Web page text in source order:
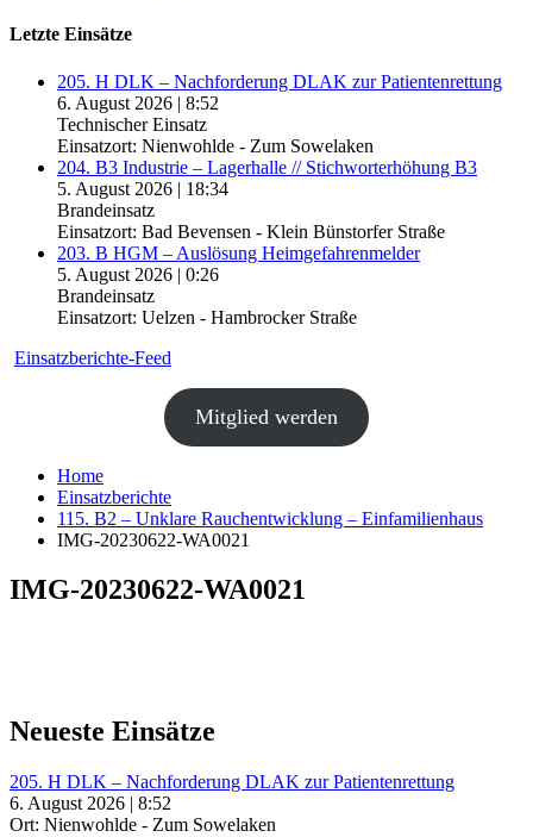
Letzte Einsätze
205. H DLK – Nachforderung DLAK zur Patientenrettung
6. August 2026 | 8:52
Technischer Einsatz
Einsatzort: Nienwohlde - Zum Sowelaken
204. B3 Industrie – Lagerhalle // Stichworterhöhung B3
5. August 2026 | 18:34
Brandeinsatz
Einsatzort: Bad Bevensen - Klein Bünstorfer Straße
203. B HGM – Auslösung Heimgefahrenmelder
5. August 2026 | 0:26
Brandeinsatz
Einsatzort: Uelzen - Hambrocker Straße
Einsatzberichte-Feed
Mitglied werden
Home
Einsatzberichte
115. B2 – Unklare Rauchentwicklung – Einfamilienhaus
IMG-20230622-WA0021
IMG-20230622-WA0021
Neueste Einsätze
205. H DLK – Nachforderung DLAK zur Patientenrettung
6. August 2026 | 8:52
Ort: Nienwohlde - Zum Sowelaken